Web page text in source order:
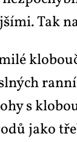
Tak
s
ja­ko